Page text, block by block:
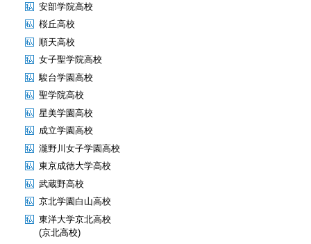
安部学院高校
桜丘高校
順天高校
女子聖学院高校
駿台学園高校
聖学院高校
星美学園高校
成立学園高校
瀧野川女子学園高校
東京成徳大学高校
武蔵野高校
京北学園白山高校
東洋大学京北高校
(京北高校)